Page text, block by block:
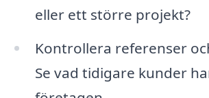
eller ett större projekt?
Kontrollera referenser
Se vad tidigare kunder